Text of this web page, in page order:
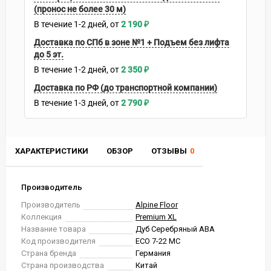
ХАРАКТЕРИСТИКИ ОБЗОР ОТЗЫВЫ 0
Производитель
Производитель
Alpine Floor
Коллекция
Premium XL
Название товара
Дуб Серебряный ABA
Код производителя
ECO 7-22 MC
Страна бренда
Германия
Страна производства
Китай
(пронос не более 30 м)
В течение 1-2 дней 2 190₽
Доставка по СПб в зоне №1 + Подъем без лифта
до 5 эт.
В течение 1-2 дней 2 350₽
Доставка по РФ (до транспортной компании)
В течение 1-3 дней 2 790₽